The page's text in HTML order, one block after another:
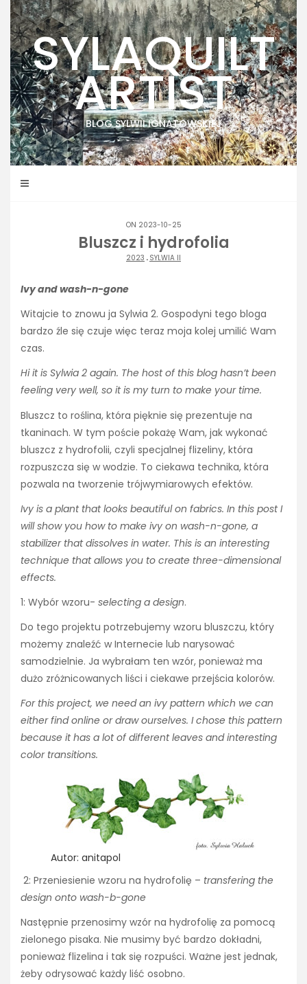
Skip
contentSYLAQUILT
ARTIST
BLOG SYLWII IGNATOWSKIEJ
ON 2023-10-25
Bluszcz i hydrofolia
2023 . SYLWIA II
Ivy and wash-n-gone
Witajcie to znowu ja Sylwia 2. Gospodyni tego bloga
bardzo źle się czuje więc teraz moja kolej umilić Wam
czas.
Hi it is Sylwia 2 again. The host of this blog hasn’t been
feeling very well, so it is my turn to make your time.
Bluszcz to roślina, która pięknie się prezentuje na
tkaninach. W tym poście pokażę Wam, jak wykonać
bluszcz z hydrofolii, czyli specjalnej flizeliny, która
rozpuszcza się w wodzie. To ciekawa technika, która
pozwala na tworzenie trójwymiarowych efektów.
Ivy is a plant that looks beautiful on fabrics. In this post I
will show you how to make ivy on wash-n-gone, a
stabilizer that dissolves in water. This is an interesting
technique that allows you to create three-dimensional
effects.
1: Wybór wzoru- selecting a design.
Do tego projektu potrzebujemy wzoru bluszczu, który
możemy znaleźć w Internecie lub narysować
samodzielnie. Ja wybrałam ten wzór, ponieważ ma
dużo zróżnicowanych liści i ciekawe przejścia kolorów.
For this project, we need an ivy pattern which we can
either find online or draw ourselves. I chose this pattern
because it has a lot of different leaves and interesting
color transitions.
Autor: anitapol
2: Przeniesienie wzoru na hydrofolię – transfering the
design onto wash-b-gone
Następnie przenosimy wzór na hydrofolię za pomocą
zielonego pisaka. Nie musimy być bardzo dokładni,
ponieważ flizelina i tak się rozpuści. Ważne jest jednak,
żeby odrysować każdy liść osobno.